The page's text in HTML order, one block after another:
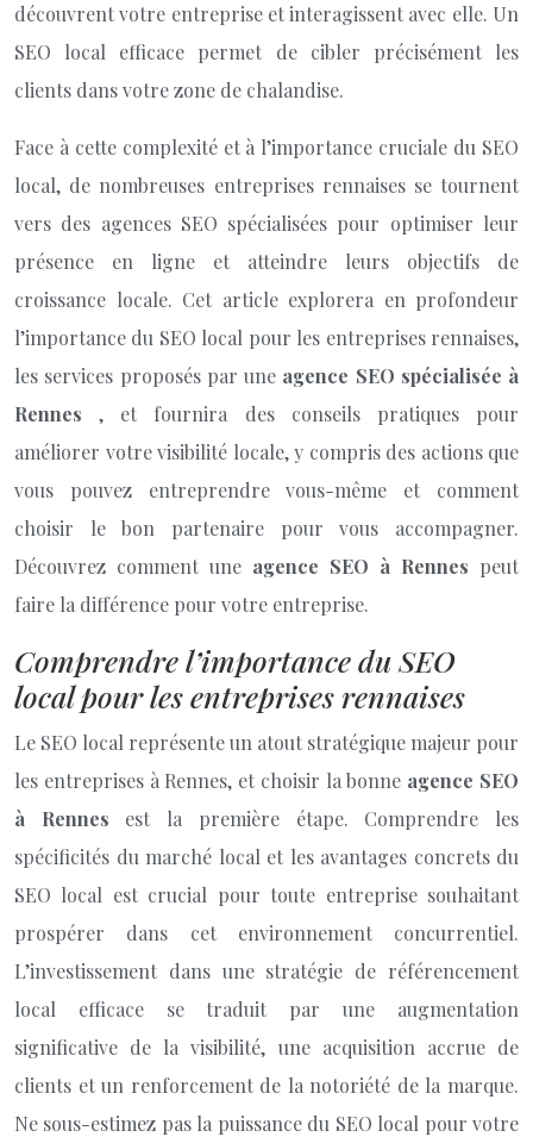
découvrent votre entreprise et interagissent avec elle. Un
SEO local efficace permet de cibler précisément les
clients dans votre zone de chalandise.
Face à cette complexité et à l’importance cruciale du SEO
local, de nombreuses entreprises rennaises se tournent
vers des agences SEO spécialisées pour optimiser leur
présence en ligne et atteindre leurs objectifs de
croissance locale. Cet article explorera en profondeur
l’importance du SEO local pour les entreprises rennaises,
les services proposés par une agence SEO spécialisée à
Rennes, et fournira des conseils pratiques pour
améliorer votre visibilité locale, y compris des actions que
vous pouvez entreprendre vous-même et comment
choisir le bon partenaire pour vous accompagner.
Découvrez comment une agence SEO à Rennes peut
faire la différence pour votre entreprise.
Comprendre l’importance du SEO
local pour les entreprises rennaises
Le SEO local représente un atout stratégique majeur pour
les entreprises à Rennes, et choisir la bonne agence SEO
à Rennes est la première étape. Comprendre les
spécificités du marché local et les avantages concrets du
SEO local est crucial pour toute entreprise souhaitant
prospérer dans cet environnement concurrentiel.
L’investissement dans une stratégie de référencement
local efficace se traduit par une augmentation
significative de la visibilité, une acquisition accrue de
clients et un renforcement de la notoriété de la marque.
Ne sous-estimez pas la puissance du SEO local pour votre